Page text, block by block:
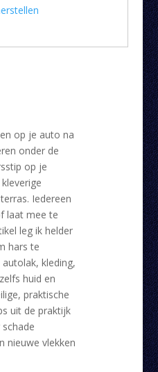
op je auto na
onder de
op je
Iedereen
laat mee te
leg ik helder
hars te
kleding,
huid en
praktische
uit de praktijk
nieuwe vlekken